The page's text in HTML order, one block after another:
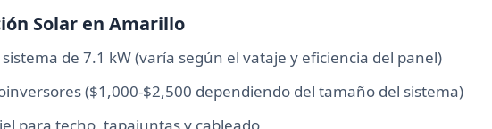
Solar en Amarillo
de 7.1 kW (varía según el vataje y eficiencia del panel)
($1,000-$2,500 dependiendo del tamaño del sistema)
para techo, tapajuntas y cableado